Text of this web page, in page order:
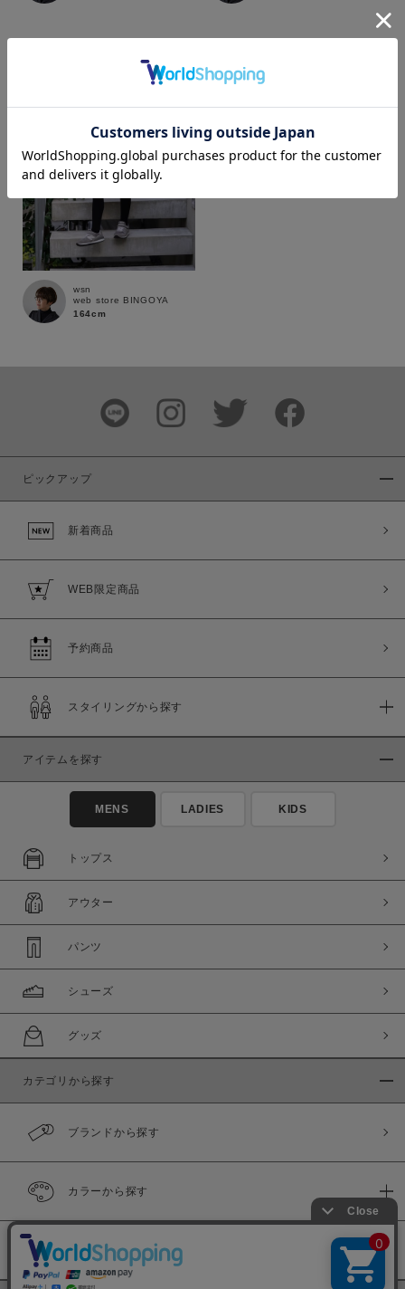
価格
商品タイプ
wsn
web store BINGOYA
164cm
ピックアップ
新着商品
WEB限定商品
予約商品
スタイリングから探す
アイテムを探す
MENS LADIES KIDS
トップス
アウター
パンツ
シューズ
グッズ
カテゴリから探す
ブランドから探す
カラーから探す
履き比べ可能商品